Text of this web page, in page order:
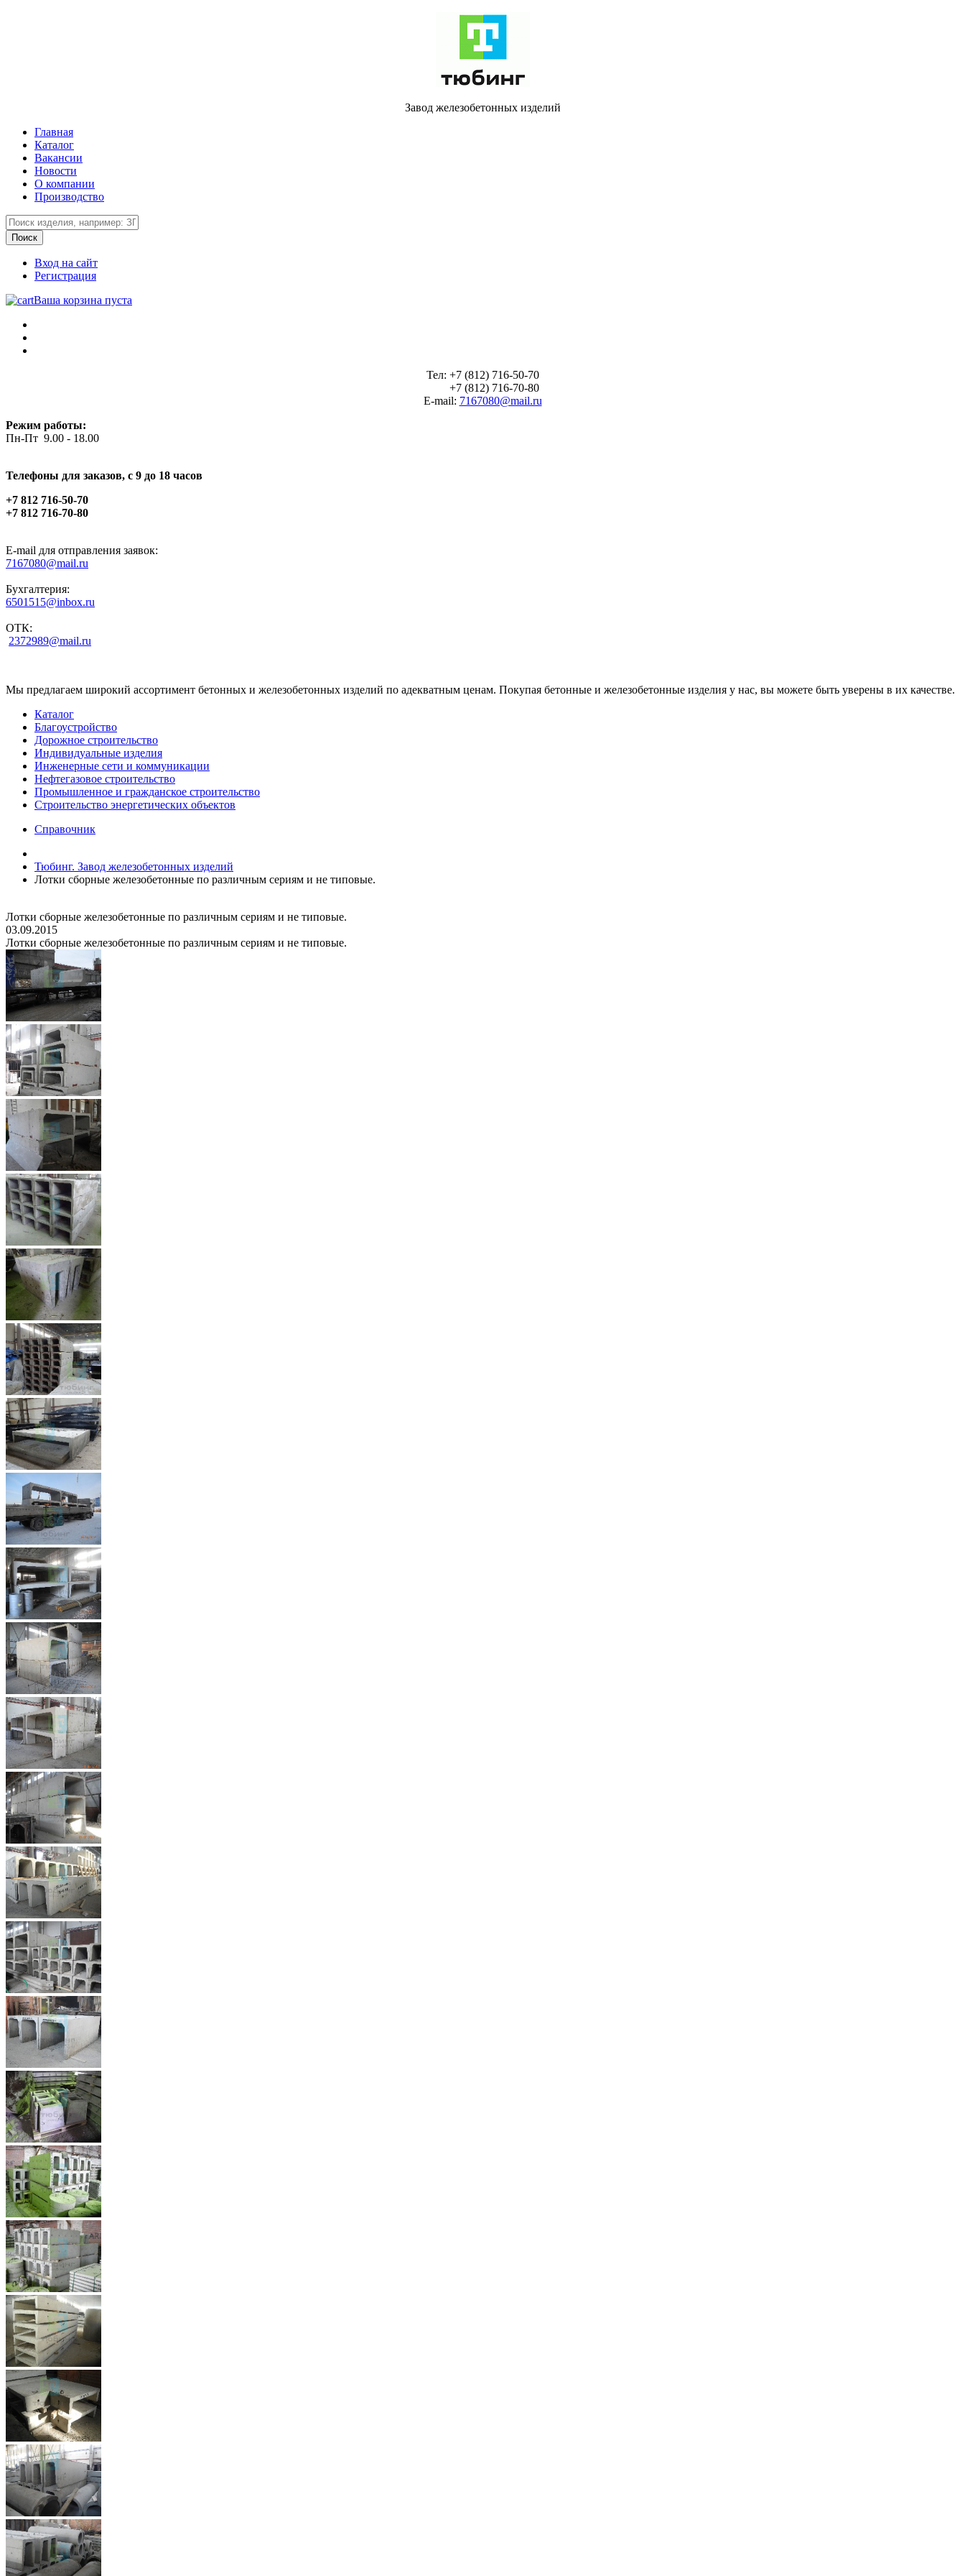
Завод железобетонных изделий
Главная
Каталог
Вакансии
Новости
О компании
Производство
Вход на сайт
Регистрация
Ваша корзина пуста
Тел: +7 (812) 716-50-70
+7 (812) 716-70-80
E-mail: 7167080@mail.ru
Режим работы:
Пн-Пт 9.00 - 18.00
Телефоны для заказов, c 9 до 18 часов
+7 812 716-50-70
+7 812 716-70-80
E-mail для отправления заявок:
7167080@mail.ru
Бухгалтерия:
6501515@inbox.ru
ОТК:
2372989@mail.ru
Мы предлагаем широкий ассортимент бетонных и железобетонных изделий по адекватным ценам. Покупая бетонные и железобетонные изделия у нас, вы можете быть уверены в их качестве.
Каталог
Благоустройство
Дорожное строительство
Индивидуальные изделия
Инженерные сети и коммуникации
Нефтегазовое строительство
Промышленное и гражданское строительство
Строительство энергетических объектов
Справочник
Тюбинг. Завод железобетонных изделий
Лотки сборные железобетонные по различным сериям и не типовые.
Лотки сборные железобетонные по различным сериям и не типовые.
03.09.2015
Лотки сборные железобетонные по различным сериям и не типовые.